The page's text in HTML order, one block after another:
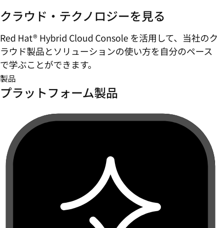
クラウド・テクノロジーを見る
Red Hat® Hybrid Cloud Console を活用して、当社のク
ラウド製品とソリューションの使い方を自分のペース
で学ぶことができます。
製品
プラットフォーム製品